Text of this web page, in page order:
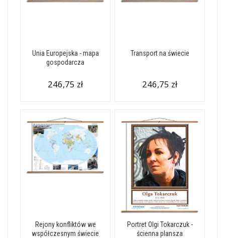
Unia Europejska - mapa
gospodarcza
246,75 zł
Transport na świecie
246,75 zł
Rejony konfliktów we
współczesnym świecie
Portret Olgi Tokarczuk -
ścienna plansza